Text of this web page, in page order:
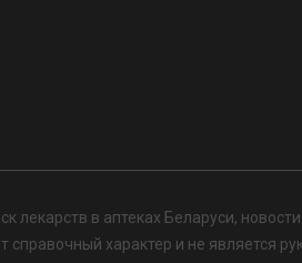
лекарств в аптеках Беларуси,
характер и не является